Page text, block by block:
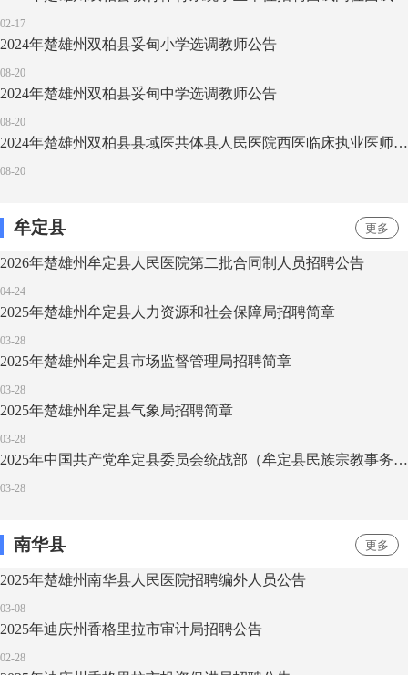
02-17
2024年楚雄州双柏县妥甸小学选调教师公告
08-20
2024年楚雄州双柏县妥甸中学选调教师公告
08-20
2024年楚雄州双柏县县域医共体县人民医院西医临床执业医师编外人员招聘公告
08-20
牟定县 更多
2026年楚雄州牟定县人民医院第二批合同制人员招聘公告
04-24
2025年楚雄州牟定县人力资源和社会保障局招聘简章
03-28
2025年楚雄州牟定县市场监督管理局招聘简章
03-28
2025年楚雄州牟定县气象局招聘简章
03-28
2025年中国共产党牟定县委员会统战部（牟定县民族宗教事务局）招聘简章
03-28
南华县 更多
2025年楚雄州南华县人民医院招聘编外人员公告
03-08
2025年迪庆州香格里拉市审计局招聘公告
02-28